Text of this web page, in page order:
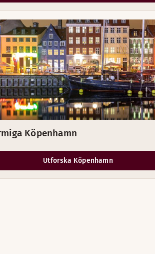
Köpenhamn
Utforska Köpenhamn